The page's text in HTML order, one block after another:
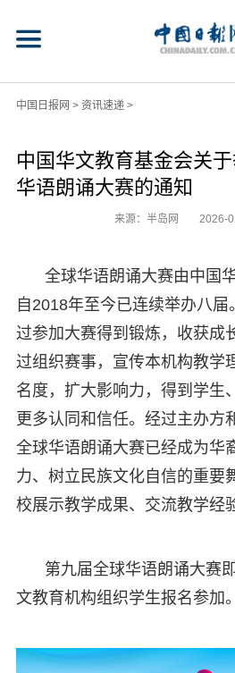
中国日报网 > 资讯速递>
中国华文教育基金会关
华语朗诵大赛的通知
来源：半岛网 2026-
全球华语朗诵大赛由中国
自2018年至今已连续举办八
过参加大赛得到锻炼，收获成
过组织赛事，宣传本机构教学
名度，扩大影响力，得到学生
更多认同和信任。经过主办方
全球华语朗诵大赛已经成为华
力、树立民族文化自信的重要
校展示教学成果、交流教学经
第九届全球华语朗诵大赛
文教育机构组织学生报名参加。